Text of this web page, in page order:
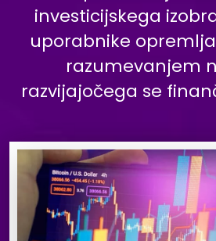
investicijskega
uporabnike
razumevanjem
razvijajočega se